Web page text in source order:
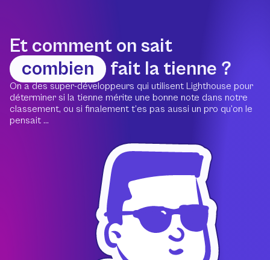
Et comment on sait
combien
fait la tienne ?
On a des super-développeurs qui utilisent Lighthouse pour
déterminer si la tienne mérite une bonne note dans notre
classement, ou si finalement t’es pas aussi un pro qu’on le
pensait ...